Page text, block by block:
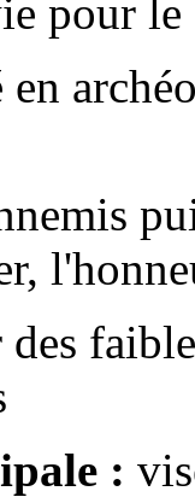
pour le
en
des
: